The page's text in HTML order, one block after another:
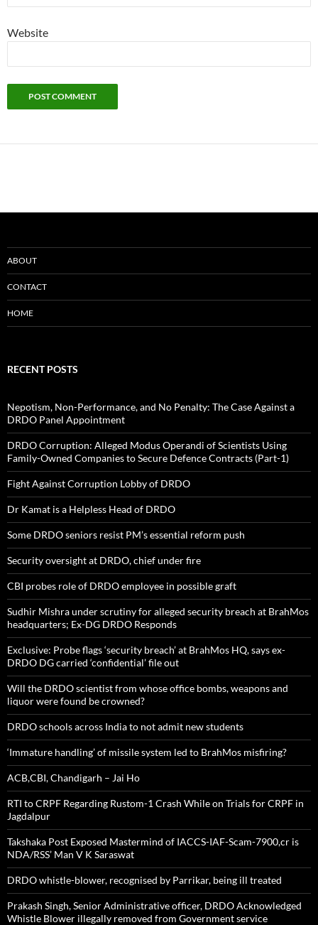
Website
ABOUT
CONTACT
HOME
RECENT POSTS
Nepotism, Non-Performance, and No Penalty: The Case Against a
DRDO Panel Appointment
DRDO Corruption: Alleged Modus Operandi of Scientists Using
Family-Owned Companies to Secure Defence Contracts (Part-1)
Fight Against Corruption Lobby of DRDO
Dr Kamat is a Helpless Head of DRDO
Some DRDO seniors resist PM’s essential reform push
Security oversight at DRDO, chief under fire
CBI probes role of DRDO employee in possible graft
Sudhir Mishra under scrutiny for alleged security breach at BrahMos
headquarters; Ex-DG DRDO Responds
Exclusive: Probe flags ‘security breach’ at BrahMos HQ, says ex-
DRDO DG carried ‘confidential’ file out
Will the DRDO scientist from whose office bombs, weapons and
liquor were found be crowned?
DRDO schools across India to not admit new students
‘Immature handling’ of missile system led to BrahMos misfiring?
ACB,CBI, Chandigarh – Jai Ho
RTI to CRPF Regarding Rustom-1 Crash While on Trials for CRPF in
Jagdalpur
Takshaka Post Exposed Mastermind of IACCS-IAF-Scam-7900,cr is
NDA/RSS’ Man V K Saraswat
DRDO whistle-blower, recognised by Parrikar, being ill treated
Prakash Singh, Senior Administrative officer, DRDO Acknowledged
Whistle Blower illegally removed from Government service